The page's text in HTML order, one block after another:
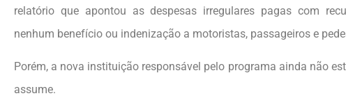
relatório que apontou as despesas irregulares pagas com
nenhum benefício ou indenização a motoristas, passageiros e
Porém, a nova instituição responsável pelo programa ainda não
assume.